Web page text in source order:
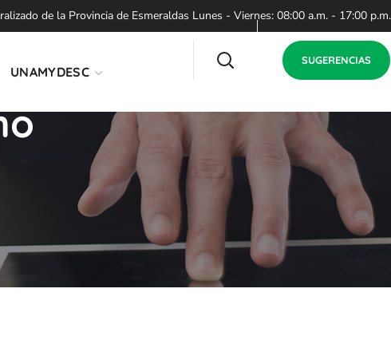
de la Provincia de Esmeraldas Lunes - Viernes: 08:00 a.m. - 17:00 p.m.
UNAMYDESC
SUGERENCIAS